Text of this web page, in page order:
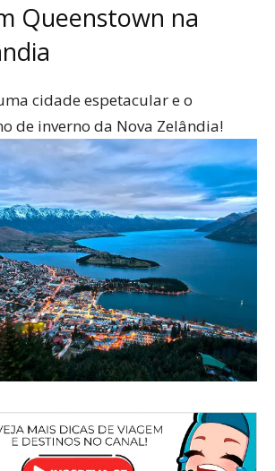
Queenstown na
cidade espetacular e o
de inverno da Nova Zelândia!